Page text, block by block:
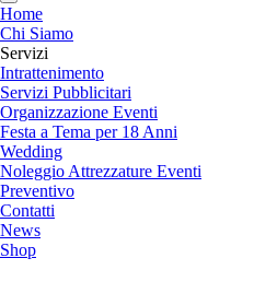
Home
Chi Siamo
Servizi
Intrattenimento
Servizi Pubblicitari
Organizzazione Eventi
Festa a Tema per 18 Anni
Wedding
Noleggio Attrezzature Eventi
Preventivo
Contatti
News
Shop